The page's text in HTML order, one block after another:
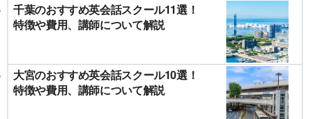
千葉のおすすめ英会話スクール11選！
特徴や費用、講師について解説
大宮のおすすめ英会話スクール10選！
特徴や費用、講師について解説